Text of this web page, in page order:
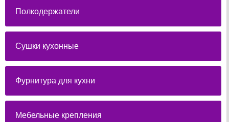
Полкодержатели
Сушки кухонные
Фурнитура для кухни
Мебельные крепления